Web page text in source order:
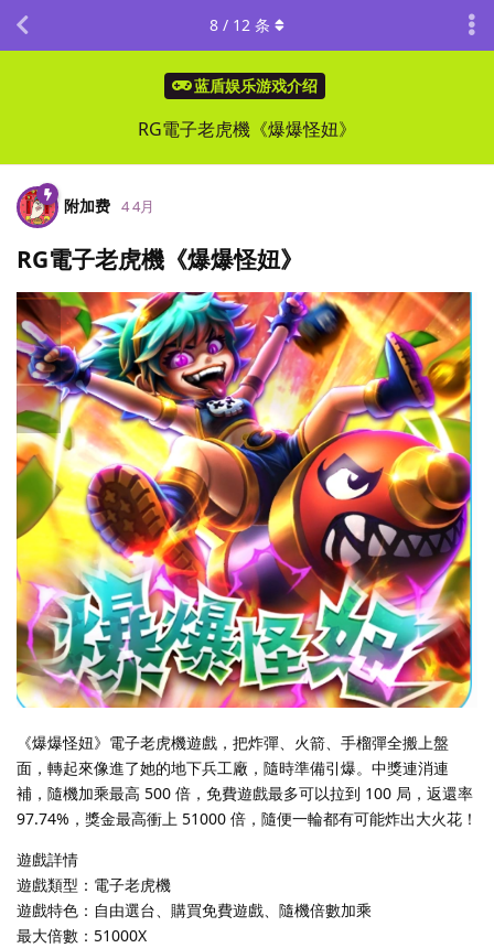
蓝盾娱乐游戏介绍
RG電子老虎機《爆爆怪妞》
8 / 12 条
附加费 4 4月
RG電子老虎機《爆爆怪妞》
《爆爆怪妞》電子老虎機遊戲，把炸彈、火箭、手榴彈全搬上盤
面，轉起來像進了她的地下兵工廠，隨時準備引爆。中獎連消連
補，隨機加乘最高 500 倍，免費遊戲最多可以拉到 100 局，返還率
97.74%，獎金最高衝上 51000 倍，隨便一輪都有可能炸出大火花！
遊戲詳情
遊戲類型：電子老虎機
遊戲特色：自由選台、購買免費遊戲、隨機倍數加乘
最大倍數：51000X